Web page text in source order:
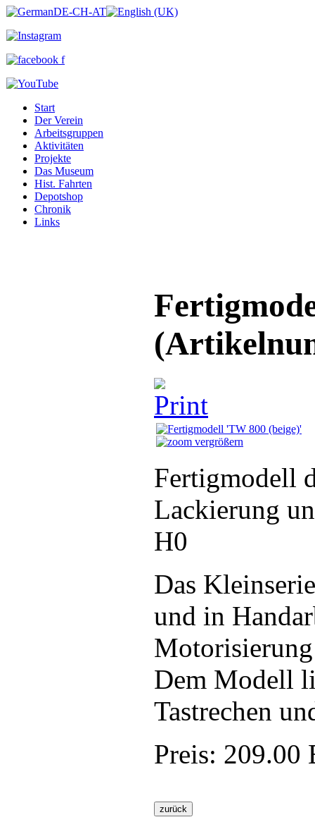
Start
Der Verein
Arbeitsgruppen
Aktivitäten
Projekte
Das Museum
Hist. Fahrten
Depotshop
Chronik
Links
vergrößern
Fertigmodell
Lackierung
H0
Das
und in
Dem Modell
Tastrechen
Preis: 209.00